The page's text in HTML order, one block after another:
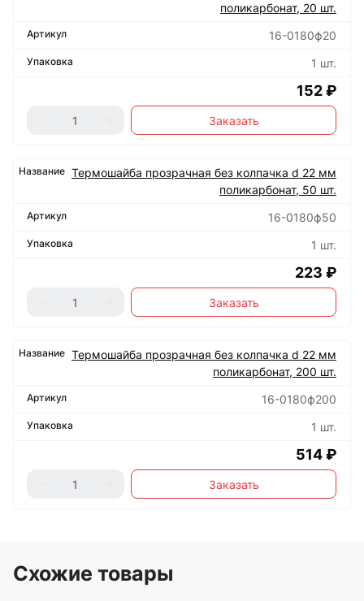
поликарбонат, 20 шт.
16-0180ф20
1 шт.
152 ₽
Заказать
Термошайба прозрачная без колпачка d 22 мм
поликарбонат, 50 шт.
16-0180ф50
1 шт.
223 ₽
Заказать
Термошайба прозрачная без колпачка d 22 мм
поликарбонат, 200 шт.
16-0180ф200
1 шт.
514 ₽
Заказать
Схожие товары